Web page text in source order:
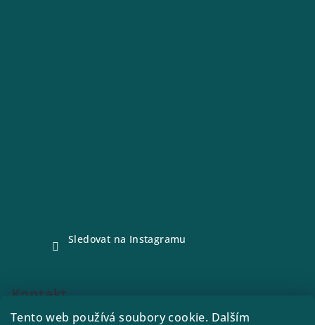
Tento web používá soubory cookie. Dalším
Sledovat na Instagramu
Kontakt